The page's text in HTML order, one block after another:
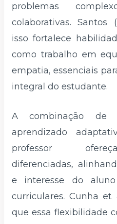
problemas
colaborativas. Santos
isso fortalece
como trabalho em
empatia, essenciais
integral do estudante.
A combinação de
aprendizado
professor
diferenciadas,
e interesse do
curriculares. Cunha et
que essa flexibilidade